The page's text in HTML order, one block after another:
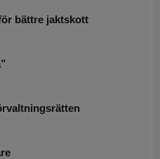
bättre jaktskott